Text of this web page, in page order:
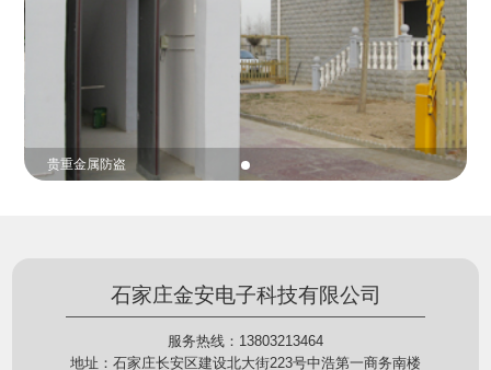
贵重金属防盗
石家庄金安电子科技有限公司
服务热线：13803213464
地址：石家庄长安区建设北大街223号中浩第一商务南楼